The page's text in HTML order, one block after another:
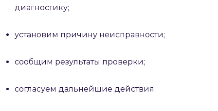
диагностику;
установим причину неисправности;
сообщим результаты проверки;
согласуем дальнейшие действия.